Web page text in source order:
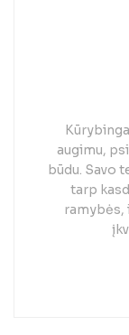
augimu,
būdu. Savo
tarp
ramybės,